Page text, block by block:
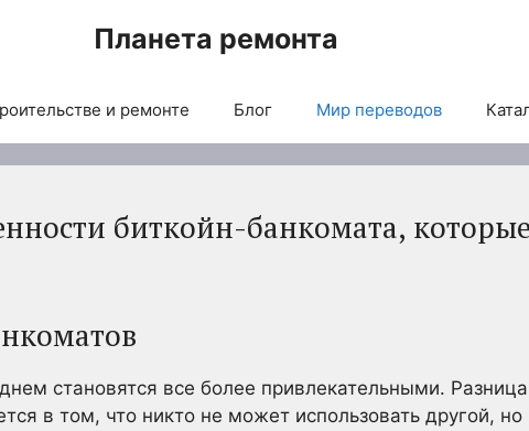
Планета ремонта
и ремонте Блог Мир переводов
биткойн-банкомата,
становятся все более привлекательными.
в том, что никто не может использовать другой,